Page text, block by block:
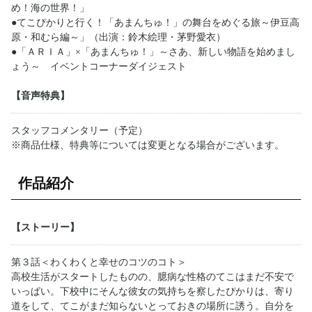
め！海の世界！」
●てこぴかりと行く！「あまんちゅ！」の舞台をめぐる旅～伊豆高
原・和むら編～」（出演：鈴木絵理・茅野愛衣）
●「ＡＲＩＡ」×「あまんちゅ！」～さあ、新しい物語を始めまし
ょう～ イベントコーナーダイジェスト
【音声特典】
スタッフコメンタリー（予定）
※商品仕様、特典等については変更となる場合がございます。
作品紹介
【ストーリー】
第３話＜わくわくと幸せのコツのコト＞
高校生活がスタートしたものの、臆病な性格のてこはまだ不安で
いっぱい。下校中にそんな彼女の気持ちを察したぴかりは、寄り
道をして、てこがまだ知らないとっておきの場所に誘う。自分を